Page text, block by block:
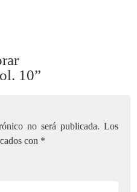
10”
no será publicada. Los
con *